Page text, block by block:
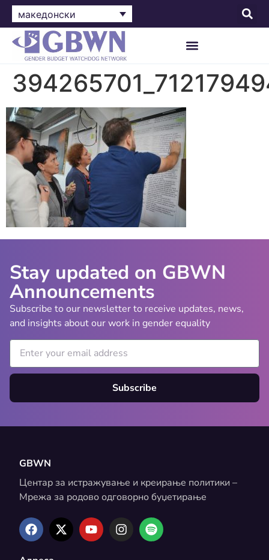
македонски
Stay updated on GBWN
Announcements
Subscribe to our newsletter to receive updates, news,
and insights about our work in gender equality
Subscribe
GBWN
Центар за истражување и креирање политики –
Мрежа за родово одговорно буџетирање